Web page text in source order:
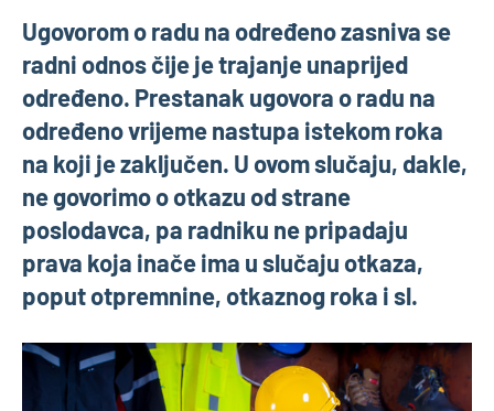
Ugovorom o radu na određeno zasniva se
radni odnos čije je trajanje unaprijed
određeno. Prestanak ugovora o radu na
određeno vrijeme nastupa istekom roka
na koji je zaključen. U ovom slučaju, dakle,
ne govorimo o otkazu od strane
poslodavca, pa radniku ne pripadaju
prava koja inače ima u slučaju otkaza,
poput otpremnine, otkaznog roka i sl.